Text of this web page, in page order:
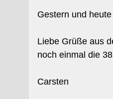
Gestern und
Liebe Grüße aus
noch einmal die
Carsten